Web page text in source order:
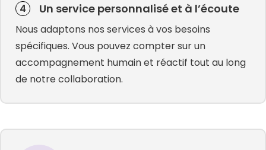
4 Un service personnalisé et à l’écoute
Nous adaptons nos services à vos besoins
spécifiques. Vous pouvez compter sur un
accompagnement humain et réactif tout au long
de notre collaboration.